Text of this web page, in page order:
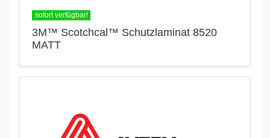
sofort verfügbar!
3M™ Scotchcal™ Schutzlaminat 8520
MATT